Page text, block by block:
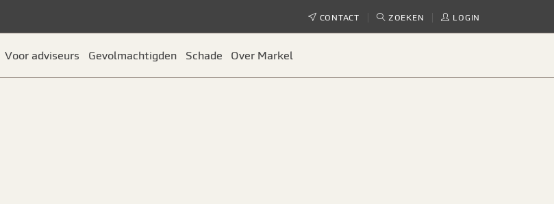
CONTACT ZOEKEN LOGIN
Voor adviseurs Gevolmachtigden Schade Over Markel